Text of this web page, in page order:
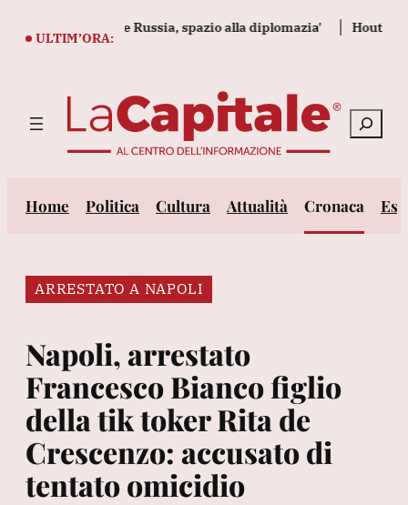
ULTIM’ORA:
in Ucraina e Russia, spazio alla diplomazia' Houthi,
Cerca
Home Politica Cultura Attualità Cronaca
ARRESTATO A NAPOLI
Napoli, arrestato
Francesco Bianco figlio
della tik toker Rita de
Crescenzo: accusato di
tentato omicidio